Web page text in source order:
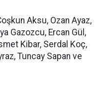
Aksu, Ozan Ayaz,
Gazozcu, Ercan Gül,
Kibar, Serdal Koç,
Tuncay Sapan ve